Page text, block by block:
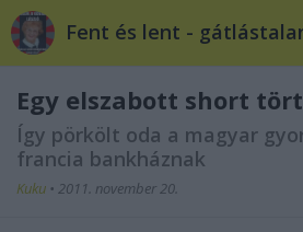
Egy elszabott short
Így pörkölt oda a magyar
francia bankháznak
Kuku • 2011. november 20.